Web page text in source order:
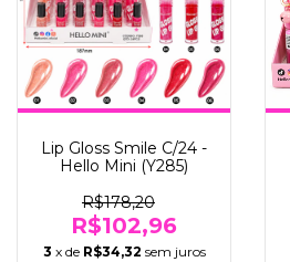
Lip Gloss Smile C/24 -
Hello Mini (Y285)
R$178,20
R$102,96
3 x de R$34,32 sem juros